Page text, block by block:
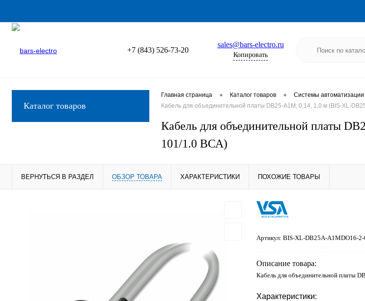
+7 (843) 526-73-20
sales@bars-electro.ru
Копировать
Каталог товаров
Главная страница • Каталог товаров • Системы автоматизации
Кабель для объединительной платы DB25-A1M, 0,14, 1,0 м (BIS-XL-
Кабель для объединительной платы
101/1.0 ВСА)
ВЕРНУТЬСЯ В РАЗДЕЛ ОБЗОР ТОВАРА ХАРАКТЕРИСТИКИ ПОХОЖИЕ ТОВАРЫ
Артикул: BIS-XL-DB25A-A1MDO16-
Описание товара:
Кабель для объединительной платы
Характеристики: